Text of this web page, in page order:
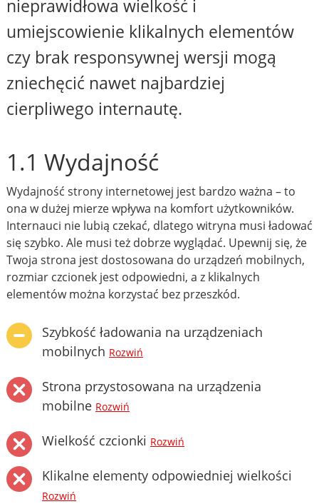
nieprawidłowa wielkość i
umiejscowienie klikalnych elementów
czy brak responsywnej wersji mogą
zniechęcić nawet najbardziej
cierpliwego internautę.
1.1 Wydajność
Wydajność strony internetowej jest bardzo ważna – to
ona w dużej mierze wpływa na komfort użytkowników.
Internauci nie lubią czekać, dlatego witryna musi ładować
się szybko. Ale musi też dobrze wyglądać. Upewnij się, że
Twoja strona jest dostosowana do urządzeń mobilnych,
rozmiar czcionek jest odpowiedni, a z klikalnych
elementów można korzystać bez przeszkód.
Szybkość ładowania na urządzeniach
mobilnych Rozwiń
Strona przystosowana na urządzenia
mobilne Rozwiń
Wielkość czcionki Rozwiń
Klikalne elementy odpowiedniej wielkości
Rozwiń